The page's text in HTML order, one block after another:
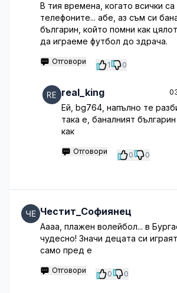
В тия времена, когато всички са
телефоните... абе, аз съм си
българин, който помни как
да играеме футбол до здрача.
Отговори 1 0
real_king
Ей, bg764, напълно те
така е, баналният
как
Отговори 0 0
Честит_Софиянец
Аааа, плажен волейбол... в
чудесно! Значи децата си
само пред е
Отговори 0 0